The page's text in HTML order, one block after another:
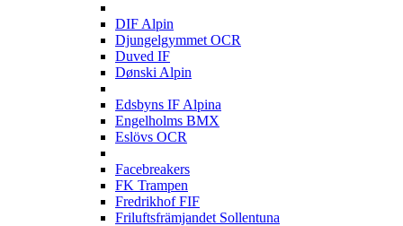
DIF Alpin
Djungelgymmet OCR
Duved IF
Dønski Alpin
Edsbyns IF Alpina
Engelholms BMX
Eslövs OCR
Facebreakers
FK Trampen
Fredrikhof FIF
Friluftsfrämjandet Sollentuna